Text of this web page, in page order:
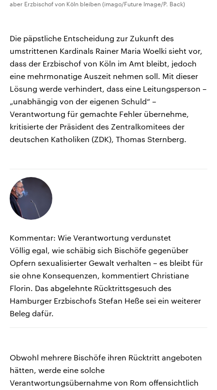
aber Erzbischof von Köln bleiben (imago/Future Image/P. Back)
Die päpstliche Entscheidung zur Zukunft des
umstrittenen Kardinals Rainer Maria Woelki sieht vor,
dass der Erzbischof von Köln im Amt bleibt, jedoch
eine mehrmonatige Auszeit nehmen soll. Mit dieser
Lösung werde verhindert, dass eine Leitungsperson –
„unabhängig von der eigenen Schuld“ –
Verantwortung für gemachte Fehler übernehme,
kritisierte der Präsident des Zentralkomitees der
deutschen Katholiken (ZDK), Thomas Sternberg.
Kommentar: Wie Verantwortung verdunstet
Völlig egal, wie schäbig sich Bischöfe gegenüber
Opfern sexualisierter Gewalt verhalten – es bleibt für
sie ohne Konsequenzen, kommentiert Christiane
Florin. Das abgelehnte Rücktrittsgesuch des
Hamburger Erzbischofs Stefan Heße sei ein weiterer
Beleg dafür.
Obwohl mehrere Bischöfe ihren Rücktritt angeboten
hätten, werde eine solche
Verantwortungsübernahme von Rom offensichtlich